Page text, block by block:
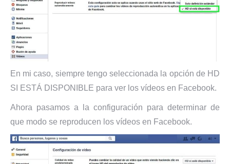
En mi caso, siempre tengo seleccionada la opción de HD
SI ESTÁ DISPONIBLE para ver los vídeos en Facebook.
Ahora pasamos a la configuración para determinar de
que modo se reproducen los vídeos en Facebook.